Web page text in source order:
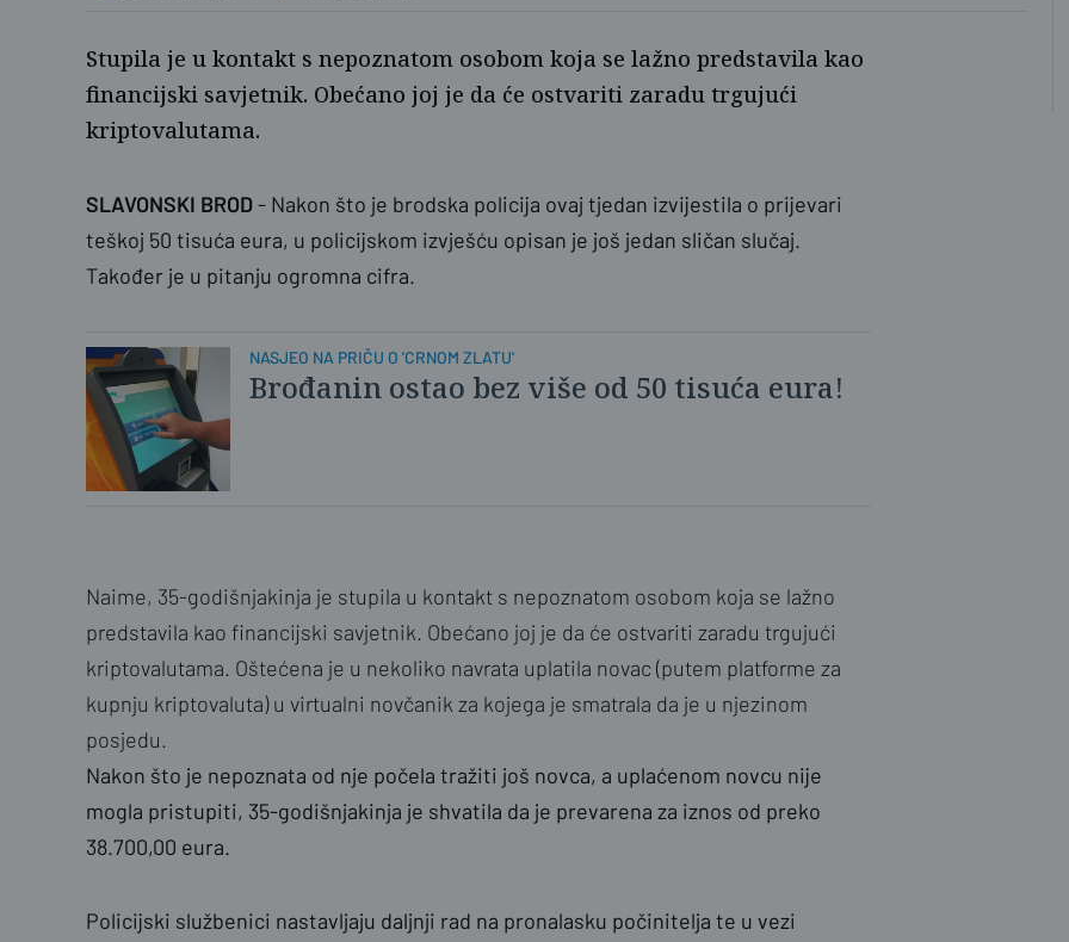
Stupila je u kontakt s nepoznatom osobom koja se lažno predstavila kao
financijski savjetnik. Obećano joj je da će ostvariti zaradu trgujući
kriptovalutama.
SLAVONSKI BROD- Nakon što je brodska policija ovaj tjedan izvijestila o prijevari
teškoj 50 tisuća eura, u policijskom izvješću opisan je još jedan sličan slučaj.
Također je u pitanju ogromna cifra.
NASJEO NA PRIČU O 'CRNOM ZLATU'
Brođanin ostao bez više od 50 tisuća eura!
Naime, 35-godišnjakinja je stupila u kontakt s nepoznatom osobom koja se lažno
predstavila kao financijski savjetnik. Obećano joj je da će ostvariti zaradu trgujući
kriptovalutama. Oštećena je u nekoliko navrata uplatila novac (putem platforme za
kupnju kriptovaluta) u virtualni novčanik za kojega je smatrala da je u njezinom
posjedu.
Nakon što je nepoznata od nje počela tražiti još novca, a uplaćenom novcu nije
mogla pristupiti, 35-godišnjakinja je shvatila da je prevarena za iznos od preko
38.700,00 eura.
Policijski službenici nastavljaju daljnji rad na pronalasku počinitelja te u vezi